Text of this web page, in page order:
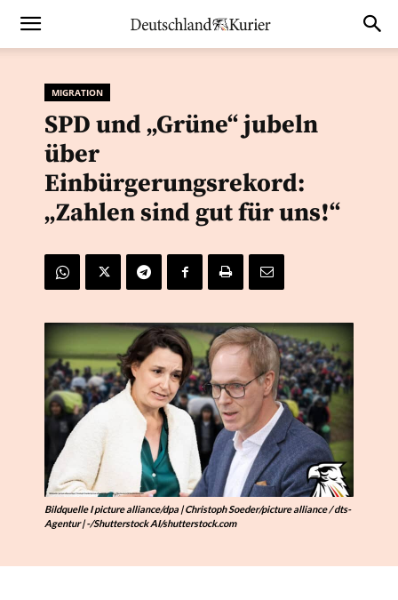
MIGRATION
SPD und „Grüne“ jubeln
über
Einbürgerungsrekord:
„Zahlen sind gut für uns!“
Bildquelle I picture alliance/dpa | Christoph Soeder/picture alliance / dts-
Agentur | -/Shutterstock AI/shutterstock.com